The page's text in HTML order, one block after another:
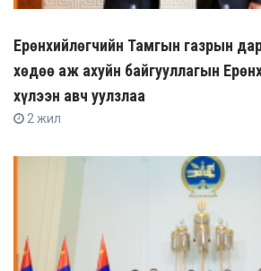
Ерөнхийлөгчийн Тамгын газрын
хөдөө аж ахуйн байгууллагын
хүлээн авч уулзлаа
2 жил